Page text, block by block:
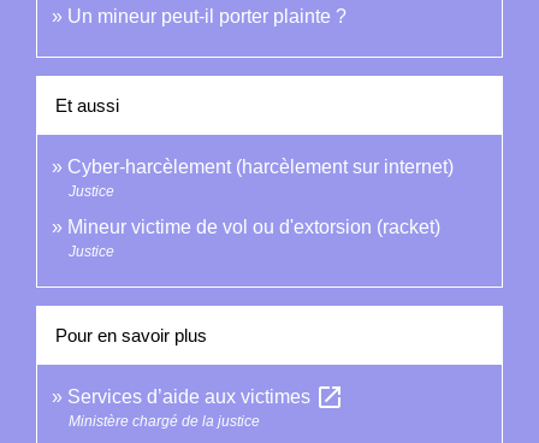
Un mineur peut-il porter plainte ?
Et aussi
Cyber-harcèlement (harcèlement sur internet)
Justice
Mineur victime de vol ou d'extorsion (racket)
Justice
Pour en savoir plus
Services d’aide aux victimes open_in_new
Ministère chargé de la justice